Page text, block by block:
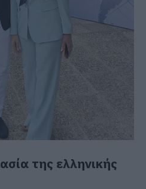
της ελληνικής